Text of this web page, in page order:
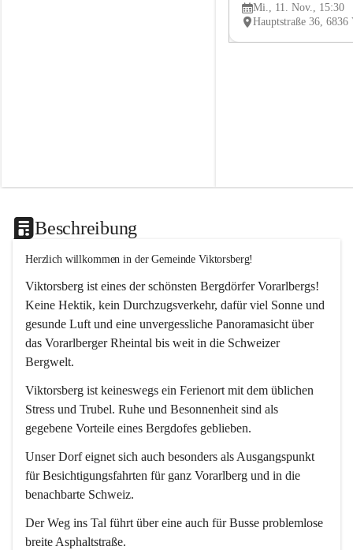
Mi., 11. Nov., 15:30
Beschreibung
Herzlich willkommen in der Gemeinde Viktorsberg!
Viktorsberg ist eines der schönsten Bergdörfer Vorarlbergs!
Keine Hektik, kein Durchzugsverkehr, dafür viel Sonne und
gesunde Luft und eine unvergessliche Panoramasicht über
das Vorarlberger Rheintal bis weit in die Schweizer
Bergwelt.
Viktorsberg ist keineswegs ein Ferienort mit dem üblichen
Stress und Trubel. Ruhe und Besonnenheit sind als
gegebene Vorteile eines Bergdofes geblieben.
Unser Dorf eignet sich auch besonders als Ausgangspunkt
für Besichtigungsfahrten für ganz Vorarlberg und in die
benachbarte Schweiz.
Der Weg ins Tal führt über eine auch für Busse problemlose
breite Asphaltstraße.